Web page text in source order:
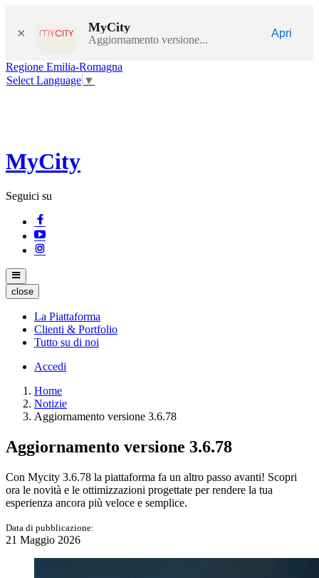
× MyCity
Aggiornamento versione...
Apri
Regione Emilia-Romagna
Select Language ▼
MyCity
Seguici su
close
La Piattaforma
Clienti & Portfolio
Tutto su di noi
Accedi
Home
Notizie
Aggiornamento versione 3.6.78
Aggiornamento versione 3.6.78
Con Mycity 3.6.78 la piattaforma fa un altro passo avanti! Scopri
ora le novità e le ottimizzazioni progettate per rendere la tua
esperienza ancora più veloce e semplice.
Data di pubblicazione:
21 Maggio 2026